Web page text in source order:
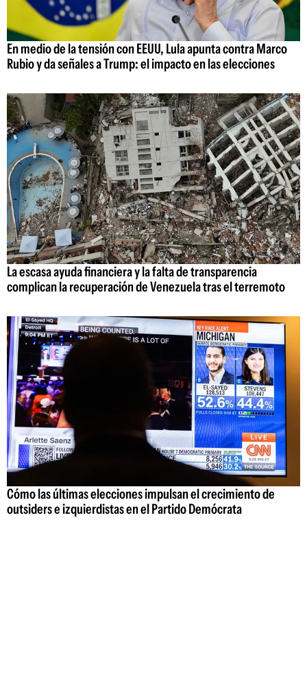
En medio de la tensión con EEUU, Lula apunta contra Marco
Rubio y da señales a Trump: el impacto en las elecciones
La escasa ayuda financiera y la falta de transparencia
complican la recuperación de Venezuela tras el terremoto
Cómo las últimas elecciones impulsan el crecimiento de
outsiders e izquierdistas en el Partido Demócrata